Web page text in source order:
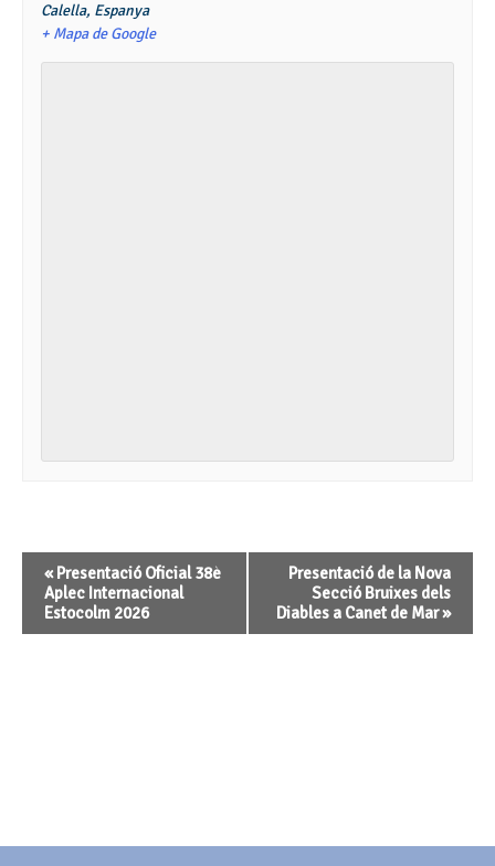
Calella, Espanya
+ Mapa de Google
Navegació
d'Esdeveniment
«Presentació Oficial 38è
Aplec Internacional
Estocolm 2026
Presentació de la Nova
Secció Bruixes dels
Diables a Canet de Mar»